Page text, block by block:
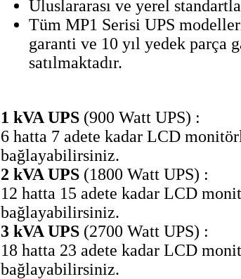
Uluslararası ve yerel
Tüm MP1 Serisi UPS
garanti ve 10 yıl yedek parça
satılmaktadır.
1 kVA UPS (900 Watt UPS) :
6 hatta 7 adete kadar LCD
bağlayabilirsiniz.
2 kVA UPS (1800 Watt UPS) :
12 hatta 15 adete kadar LCD
bağlayabilirsiniz.
3 kVA UPS (2700 Watt UPS) :
18 hatta 23 adete kadar LCD
bağlayabilirsiniz.